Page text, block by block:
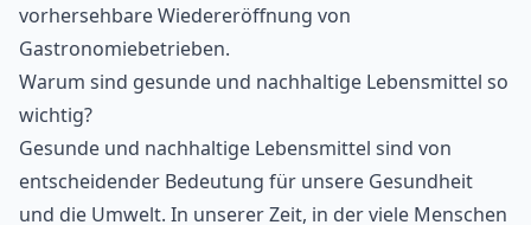
vorhersehbare Wiedereröffnung von
Gastronomiebetrieben.
Warum sind gesunde und nachhaltige Lebensmittel so
wichtig?
Gesunde und nachhaltige Lebensmittel sind von
entscheidender Bedeutung für unsere Gesundheit
und die Umwelt. In unserer Zeit, in der viele Menschen